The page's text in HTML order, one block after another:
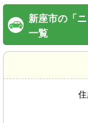
新座市の「
一覧
住